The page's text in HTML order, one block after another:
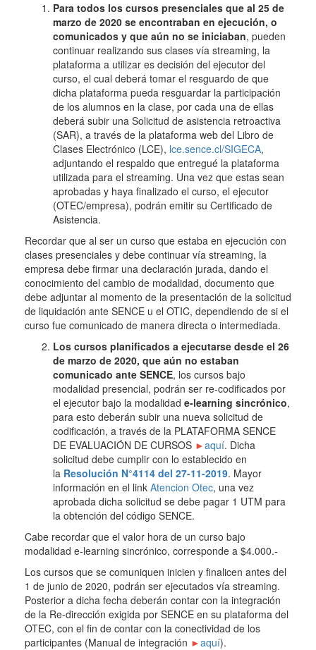
Para todos los cursos presenciales que al 25 de
marzo de 2020 se encontraban en ejecución, o
comunicados y que aún no se iniciaban, pueden
continuar realizando sus clases vía streaming, la
plataforma a utilizar es decisión del ejecutor del
curso, el cual deberá tomar el resguardo de que
dicha plataforma pueda resguardar la participación
de los alumnos en la clase, por cada una de ellas
deberá subir una Solicitud de asistencia retroactiva
(SAR), a través de la plataforma web del Libro de
Clases Electrónico (LCE), lce.sence.cl/SIGECA,
adjuntando el respaldo que entregué la plataforma
utilizada para el streaming. Una vez que estas sean
aprobadas y haya finalizado el curso, el ejecutor
(OTEC/empresa), podrán emitir su Certificado de
Asistencia.
Recordar que al ser un curso que estaba en ejecución con
clases presenciales y debe continuar vía streaming, la
empresa debe firmar una declaración jurada, dando el
conocimiento del cambio de modalidad, documento que
debe adjuntar al momento de la presentación de la solicitud
de liquidación ante SENCE u el OTIC, dependiendo de si el
curso fue comunicado de manera directa o intermediada.
Los cursos planificados a ejecutarse desde el 26
de marzo de 2020, que aún no estaban
comunicado ante SENCE, los cursos bajo
modalidad presencial, podrán ser re-codificados por
el ejecutor bajo la modalidad e-learning sincrónico,
para esto deberán subir una nueva solicitud de
codificación, a través de la PLATAFORMA SENCE
DE EVALUACIÓN DE CURSOS ►aquí. Dicha
solicitud debe cumplir con lo establecido en
la Resolución N°4114 del 27-11-2019. Mayor
información en el link Atencion Otec, una vez
aprobada dicha solicitud se debe pagar 1 UTM para
la obtención del código SENCE.
Cabe recordar que el valor hora de un curso bajo
modalidad e-learning sincrónico, corresponde a $4.000.-
Los cursos que se comuniquen inicien y finalicen antes del
1 de junio de 2020, podrán ser ejecutados vía streaming.
Posterior a dicha fecha deberán contar con la integración
de la Re-dirección exigida por SENCE en su plataforma del
OTEC, con el fin de contar con la conectividad de los
participantes (Manual de integración ►aquí).